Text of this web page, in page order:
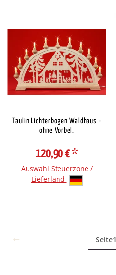
Taulin Lichterbogen Waldhaus -
ohne Vorbel.
120,90 €*
Auswahl Steuerzone /
Lieferland
Seite1